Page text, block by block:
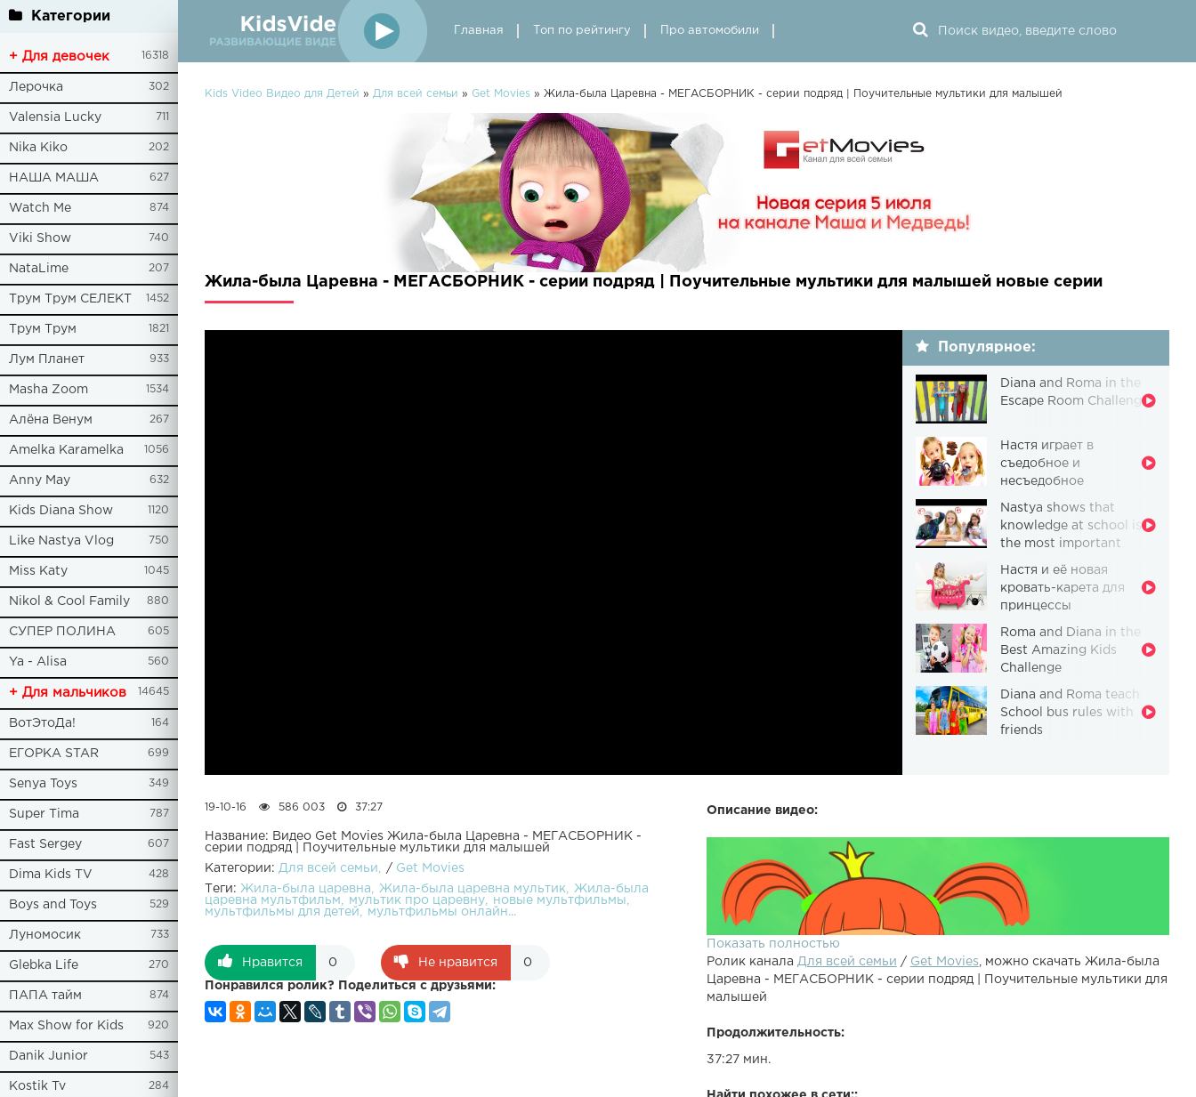
Категории
+ Для девочек 16318
Лерочка 302
Valensia Lucky 711
Nika Kiko 202
НАША МАША 627
Watch Me 874
Viki Show 740
NataLime 207
Трум Трум СЕЛЕКТ 1452
Трум Трум 1821
Лум Планет 933
Masha Zoom 1534
Алёна Венум 267
Amelka Karamelka 1056
Anny May 632
Kids Diana Show 1120
Like Nastya Vlog 750
Miss Katy 1045
Nikol & Cool Family 880
СУПЕР ПОЛИНА 605
Ya - Alisa 560
+ Для мальчиков 14645
ВотЭтоДа! 164
ЕГОРКА STAR 699
Senya Toys 349
Super Tima 787
Fast Sergey 607
Dima Kids TV 428
Boys and Toys 529
Луномосик 733
Glebka Life 270
ПАПА тайм 874
Max Show for Kids 920
Danik Junior 543
Kostik Tv 284
Главная Топ по рейтингу Про автомобили
Kids Video Видео для Детей » Для всей семьи » Get Movies » Жила-была Царевна - МЕГАСБОРНИК - серии подряд | Поучительные мультики для малышей
Жила-была Царевна - МЕГАСБОРНИК - серии подряд | Поучительные мультики для малышей новые серии
Популярное:
Diana and Roma in the
Escape Room Challenge
Настя играет в
съедобное и
несъедобное
Nastya shows that
knowledge at school is
the most important
Настя и её новая
кровать-карета для
принцессы
Roma and Diana in the
Best Amazing Kids
Challenge
Diana and Roma teach
School bus rules with
friends
Описание видео:
Показать полностью
Ролик канала Для всей семьи / Get Movies, можно скачать Жила-была
Царевна - МЕГАСБОРНИК - серии подряд | Поучительные мультики для
малышей
Продолжительность:
37:27 мин.
19-10-16 586 003 37:27
Название: Видео Get Movies Жила-была Царевна - МЕГАСБОРНИК -
серии подряд | Поучительные мультики для малышей
Категории: Для всей семьи / Get Movies
Теги: Жила-была царевна Жила-была царевна мультик
Жила-была
царевна мультфильм
мультик про царевну
новые мультфильмы
мультфильмы для детей
мультфильмы онлайн...
Нравится 0 Не нравится 0
Понравился ролик? Поделиться с друзьями: